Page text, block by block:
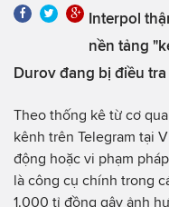
Interpol
nền tảng
Durov đang bị điều tra
Theo thống kê từ cơ
kênh trên Telegram tại
động hoặc vi phạm
là công cụ chính trong
1.000 tỉ đồng gây ảnh